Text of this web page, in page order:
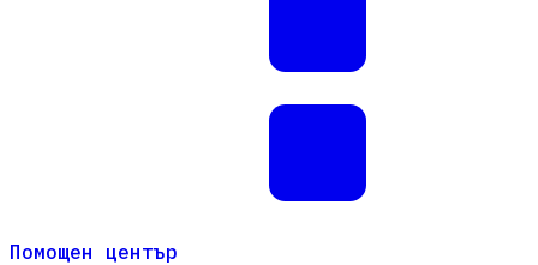
Помощен център